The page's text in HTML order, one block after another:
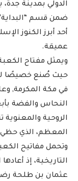
الدولي بمدينة
ضمن قسم
أحد أبرز الكنوز
عميقة.
ويمثل مفتاح
حيث صُنع خصيصًا
في مكة المكرمة,
الروحية والمعنوية
المعظم، الذي
وتحمل مفاتيح
التاريخية، إذ
عثمان بن طلحة